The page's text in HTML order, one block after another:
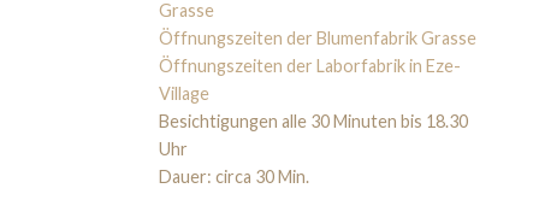
Grasse
Öffnungszeiten der Blumenfabrik Grasse
Öffnungszeiten der Laborfabrik in Eze-
Village
Besichtigungen alle 30 Minuten bis 18.30
Uhr
Dauer: circa 30 Min.